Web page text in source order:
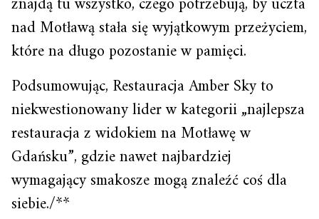
nad Motławą stała się wyjątkowym przeżyciem,
które na długo pozostanie w pamięci.
Podsumowując, Restauracja Amber Sky to
niekwestionowany lider w kategorii „najlepsza
restauracja z widokiem na Motławę w
Gdańsku”, gdzie nawet najbardziej
wymagający smakosze mogą znaleźć coś dla
siebie./**